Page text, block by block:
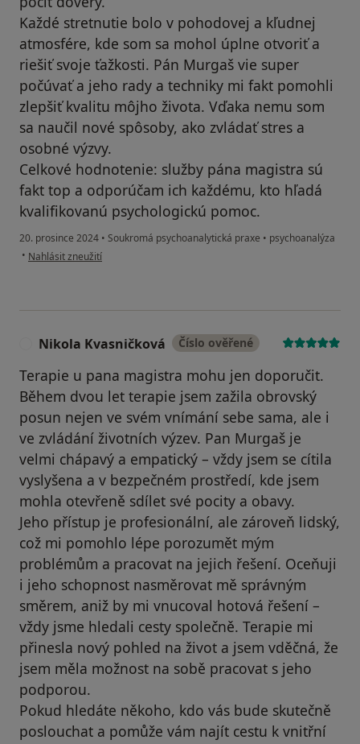
Každé stretnutie bolo v pohodovej a kľudnej
atmosfére, kde som sa mohol úplne otvoriť a
riešiť svoje ťažkosti. Pán Murgaš vie super
počúvať a jeho rady a techniky mi fakt pomohli
zlepšiť kvalitu môjho života. Vďaka nemu som
sa naučil nové spôsoby, ako zvládať stres a
osobné výzvy.
Celkové hodnotenie: služby pána magistra sú
fakt top a odporúčam ich každému, kto hľadá
kvalifikovanú psychologickú pomoc.
20. prosince 2024 • Soukromá psychoanalytická praxe • psychoanalýza
• podle názoru uživatele F. L.
Nahlásit zneužití
Nikola Kvasničková Číslo ověřené
Terapie u pana magistra mohu jen doporučit.
Během dvou let terapie jsem zažila obrovský
posun nejen ve svém vnímání sebe sama, ale i
ve zvládání životních výzev. Pan Murgaš je
velmi chápavý a empatický – vždy jsem se cítila
vyslyšena a v bezpečném prostředí, kde jsem
mohla otevřeně sdílet své pocity a obavy.
Jeho přístup je profesionální, ale zároveň lidský,
což mi pomohlo lépe porozumět mým
problémům a pracovat na jejich řešení. Oceňuji
i jeho schopnost nasměrovat mě správným
směrem, aniž by mi vnucoval hotová řešení –
vždy jsme hledali cesty společně. Terapie mi
přinesla nový pohled na život a jsem vděčná, že
jsem měla možnost na sobě pracovat s jeho
podporou.
Pokud hledáte někoho, kdo vás bude skutečně
poslouchat a pomůže vám najít cestu k vnitřní